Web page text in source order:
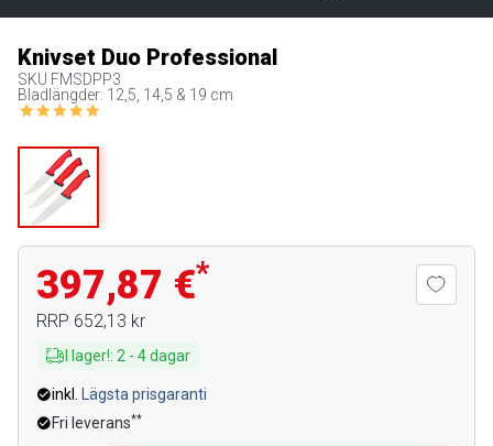
Knivset Duo Professional
SKU FMSDPP3
Bladlängder: 12,5, 14,5 & 19 cm
397,87 €*
RRP 652,13 kr
I lager!: 2 - 4dagar
inkl.
Lägsta prisgaranti
Fri leverans**